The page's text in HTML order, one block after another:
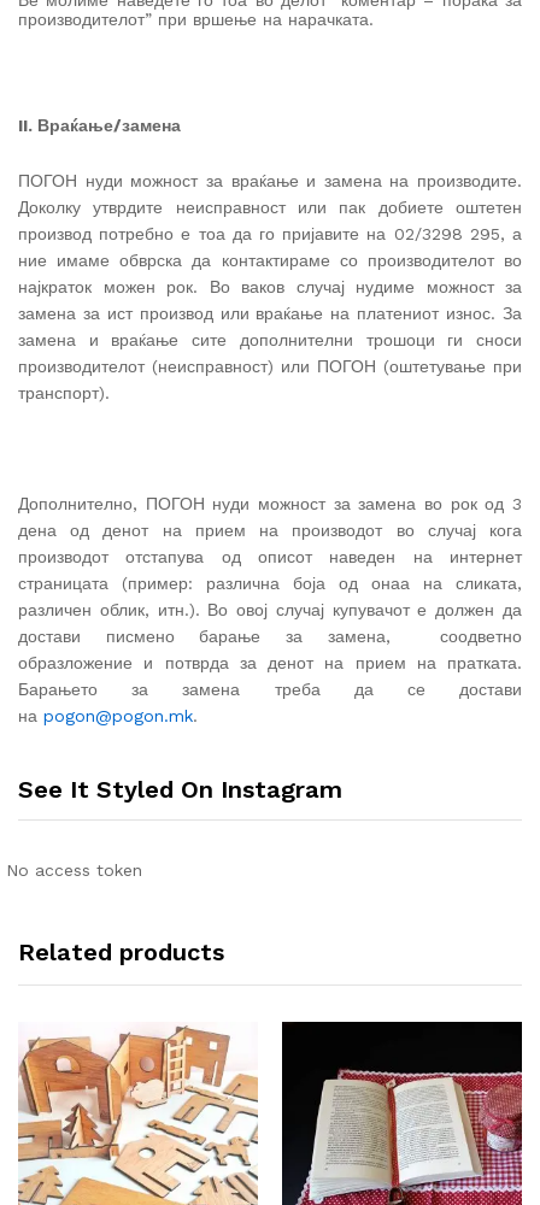
производителот” при вршење на нарачката.
II. Враќање/замена
ПОГОН нуди можност за враќање и замена на производите.
Доколку утврдите неисправност или пак добиете оштетен
производ потребно е тоа да го пријавите на 02/3298 295, а
ние имаме обврска да контактираме со производителот во
најкраток можен рок. Во ваков случај нудиме можност за
замена за ист производ или враќање на платениот износ. За
замена и враќање сите дополнителни трошоци ги сноси
производителот (неисправност) или ПОГОН (оштетување при
транспорт).
Дополнително, ПОГОН нуди можност за замена во рок од 3
дена од денот на прием на производот во случај кога
производот отстапува од описот наведен на интернет
страницата (пример: различна боја од онаа на сликата,
различен облик, итн.). Во овој случај купувачот е должен да
достави писмено барање за замена, соодветно
образложение и потврда за денот на прием на пратката.
Барањето за замена треба да се достави
на pogon@pogon.mk.
See It Styled On Instagram
No access token
Related products